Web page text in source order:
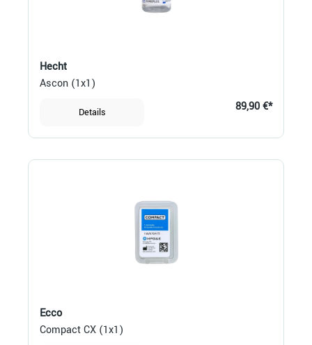
Hecht
Ascon (1x1)
Details 89,90 €*
Ecco
Compact CX (1x1)